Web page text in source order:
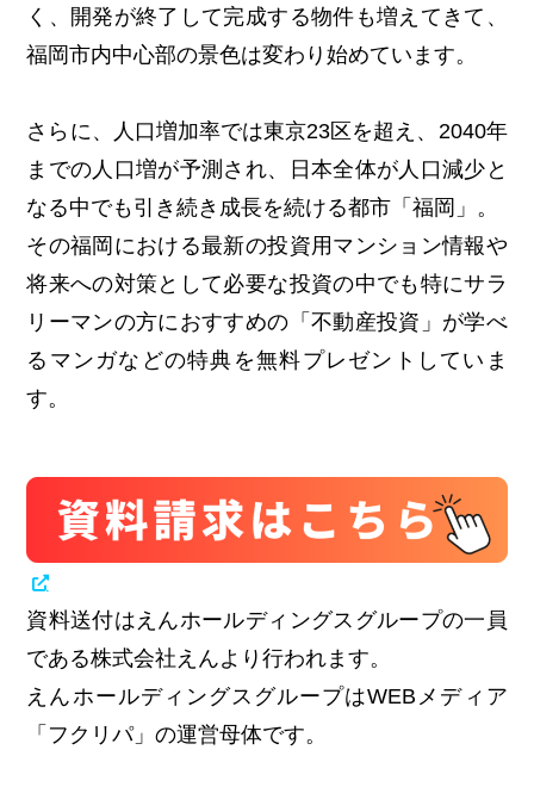
く、開発が終了して完成する物件も増えてきて、
福岡市内中心部の景色は変わり始めています。
さらに、人口増加率では東京23区を超え、2040年
までの人口増が予測され、日本全体が人口減少と
なる中でも引き続き成長を続ける都市「福岡」。
その福岡における最新の投資用マンション情報や
将来への対策として必要な投資の中でも特にサラ
リーマンの方におすすめの「不動産投資」が学べ
るマンガなどの特典を無料プレゼントしていま
す。
資料送付はえんホールディングスグループの一員
である株式会社えんより行われます。
えんホールディングスグループはWEBメディア
「フクリパ」の運営母体です。